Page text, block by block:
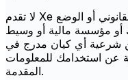
لا تقدم Xe أي إقرارات فيما يتعلق بالوضع القانوني أو الوضع
أو مؤسسة مالية أو وسيط
شرعية أي كيان مدرج في
عن استخدامك للمعلومات
المقدمة.